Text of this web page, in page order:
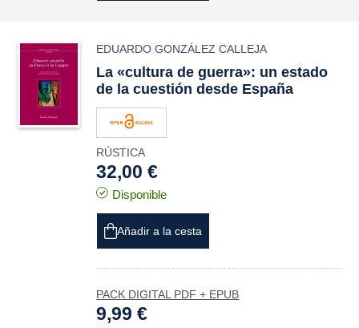
EDUARDO GONZÁLEZ CALLEJA
La «cultura de guerra»: un estado
de la cuestión desde España
RÚSTICA
32,00 €
Disponible
Añadir a la cesta
PACK DIGITAL PDF + EPUB
9,99 €